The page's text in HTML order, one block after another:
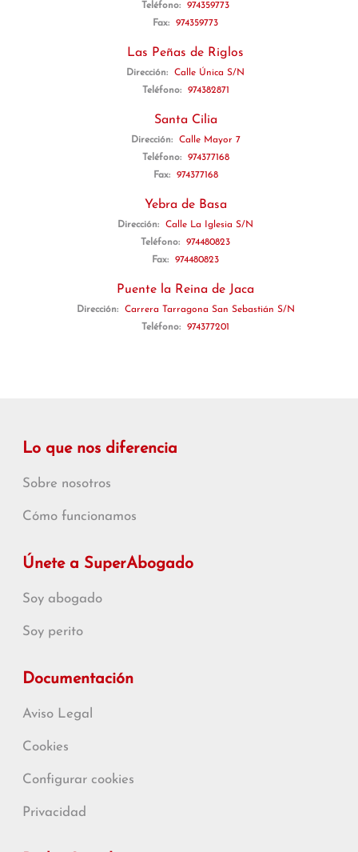
Teléfono:
974359773
Fax:
974359773
Las Peñas de Riglos
Dirección:
Calle Única S/N
Teléfono:
974382871
Santa Cilia
Dirección:
Calle Mayor 7
Teléfono:
974377168
Fax:
974377168
Yebra de Basa
Dirección:
Calle La Iglesia S/N
Teléfono:
974480823
Fax:
974480823
Puente la Reina de Jaca
Dirección:
Carrera Tarragona San Sebastián S/N
Teléfono:
974377201
Lo que nos diferencia
Sobre nosotros
Cómo funcionamos
Únete a SuperAbogado
Soy abogado
Soy perito
Documentación
Aviso Legal
Cookies
Configurar cookies
Privacidad